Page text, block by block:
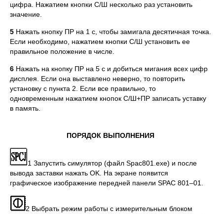
цифра. Нажатием кнопки С/Ш несколько раз установить
значение.
5 Нажать кнопку ПР на 1 с, чтобы замигала десятичная точка.
Если необходимо, нажатием кнопки С/Ш установить ее
правильное положение в числе.
6 Нажать на кнопку ПР на 5 с и добиться мигания всех цифр
дисплея. Если она выставлено неверно, то повторить
установку с пункта 2. Если все правильно, то
одновременным нажатием кнопок С/Ш+ПР записать уставку
в память.
ПОРЯДОК ВЫПОЛНЕНИЯ
1 Запустить симулятор (файл Spac801.exe) и после
вывода заставки нажать OK. На экране появится
графическое изображение передней панели SPAC 801–01.
2 Выбрать режим работы с измерительным блоком